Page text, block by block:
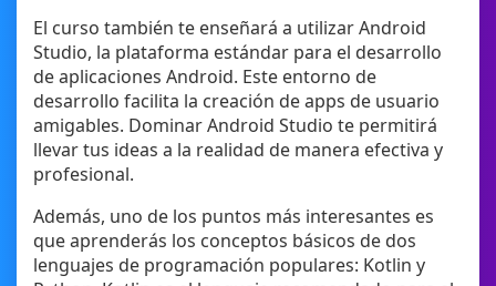
El curso también te enseñará a utilizar Android
Studio, la plataforma estándar para el desarrollo
de aplicaciones Android. Este entorno de
desarrollo facilita la creación de apps de usuario
amigables. Dominar Android Studio te permitirá
llevar tus ideas a la realidad de manera efectiva y
profesional.
Además, uno de los puntos más interesantes es
que aprenderás los conceptos básicos de dos
lenguajes de programación populares: Kotlin y